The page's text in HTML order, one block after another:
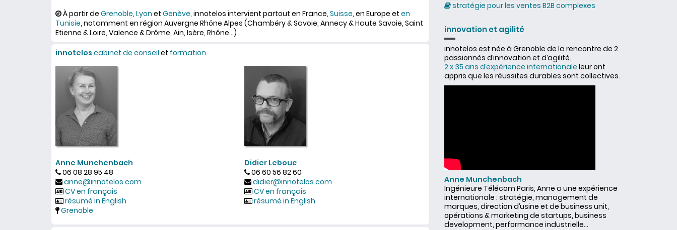
À partir de Grenoble, Lyon et Genève, innotelos intervient partout en France, Suisse, en Europe et en
Tunisie, notamment en région Auvergne Rhône Alpes (Chambéry & Savoie, Annecy & Haute Savoie, Saint
Etienne & Loire, Valence & Drôme, Ain, Isère, Rhône...)
innotelos cabinet de conseil et formation
Anne Munchenbach
06 08 28 95 48
anne@innotelos.com
CV en français
résumé in English
Grenoble
Didier Lebouc
06 60 56 82 60
didier@innotelos.com
CV en français
résumé in English
stratégie pour les ventes B2B complexes
innovation et agilité
innotelos est née à Grenoble de la rencontre de 2
passionnés d’innovation et d‘agilité.
2 x 35 ans d‘expérience internationale leur ont
appris que les réussites durables sont collectives.
Anne Munchenbach
Ingénieure Télécom Paris, Anne a une expérience
internationale : stratégie, management de
marques, direction d’usine et de business unit,
opérations & marketing de startups, business
development, performance industrielle...